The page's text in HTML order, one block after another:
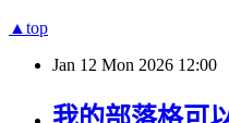
▲top
Jan 12 Mon 2026 12:00